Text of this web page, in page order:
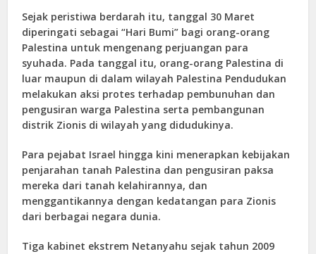
Sejak peristiwa berdarah itu, tanggal 30 Maret
diperingati sebagai “Hari Bumi” bagi orang-orang
Palestina untuk mengenang perjuangan para
syuhada. Pada tanggal itu, orang-orang Palestina di
luar maupun di dalam wilayah Palestina Pendudukan
melakukan aksi protes terhadap pembunuhan dan
pengusiran warga Palestina serta pembangunan
distrik Zionis di wilayah yang didudukinya.
Para pejabat Israel hingga kini menerapkan kebijakan
penjarahan tanah Palestina dan pengusiran paksa
mereka dari tanah kelahirannya, dan
menggantikannya dengan kedatangan para Zionis
dari berbagai negara dunia.
Tiga kabinet ekstrem Netanyahu sejak tahun 2009